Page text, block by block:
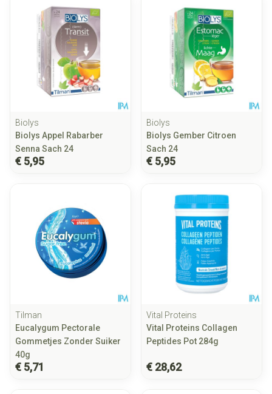
Biolys
Biolys Appel Rabarber
Senna Sach 24
€ 5,95
Biolys
Biolys Gember Citroen
Sach 24
€ 5,95
Tilman
Eucalygum Pectorale
Gommetjes Zonder Suiker
40g
€ 5,71
Vital Proteins
Vital Proteins Collagen
Peptides Pot 284g
€ 28,62